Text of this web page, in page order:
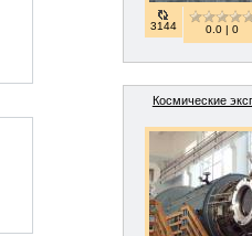
3144 0.0 | 0
Космические